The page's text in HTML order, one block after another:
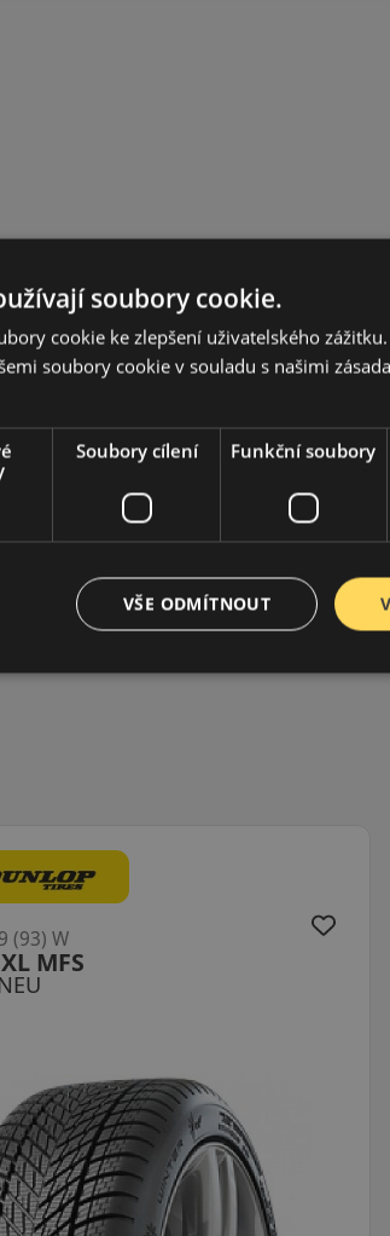
PNEU
4 XL
40R19 (93) W
soubory cookie.
cookie ke zlepšení uživatelského
soubory cookie v souladu s našimi
Soubory cílení Funkční soubory
VŠE ODMÍTNOUT